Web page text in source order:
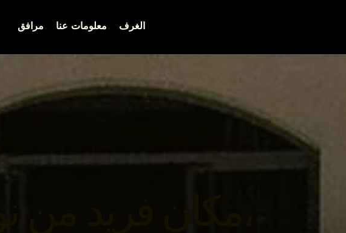
مرافق معلومات عنا الغرف